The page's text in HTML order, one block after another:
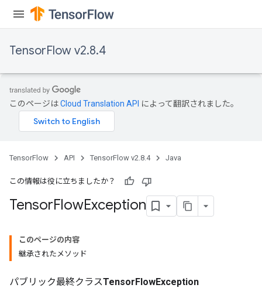
TensorFlow v2.8.4
このページはCloud Translation API によって翻訳されました。
TensorFlow API TensorFlow v2.8.4 Java
この情報は役に立ちましたか？
TensorFlowException
このページの内容
継承されたメソッド
パブリック最終クラスTensorFlowException